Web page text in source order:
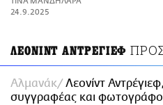
ΑΜΠΑ
24.9.2025
ΛΕΟΝΙΝΤ ΑΝΤΡΕΓΙΕΦ
Αλμανάκ
Λεονίντ Αντρέγιεφ,
συγγραφέας και